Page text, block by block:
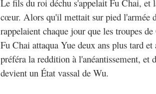
Le fils du roi déchu s'appelait Fu Chai, et
cœur. Alors qu'il mettait sur pied l'armée
rappelaient chaque jour que les troupes
Fu Chai attaqua Yue deux ans plus tard
préféra la reddition à l'anéantissement, et
devient un État vassal de Wu.